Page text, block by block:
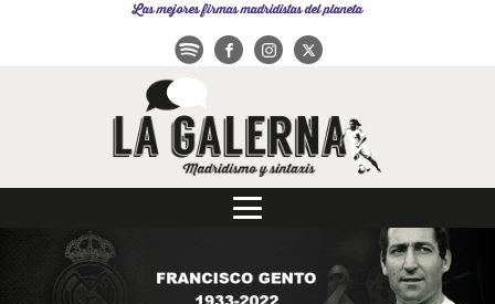
Las mejores firmas madridistas del planeta